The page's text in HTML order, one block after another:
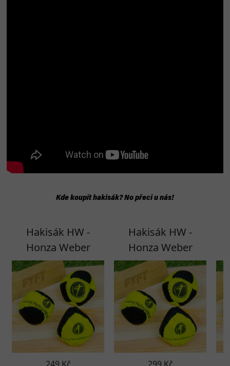
Kde koupit hakisák? No přeci u nás!